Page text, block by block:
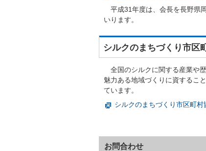
平成31年度は、会長を長野県
いります。
シルクのまちづくり市区
全国のシルクに関する産業や
魅力ある地域づくりに資するこ
ています。
シルクのまちづくり市区町村
お問合わせ